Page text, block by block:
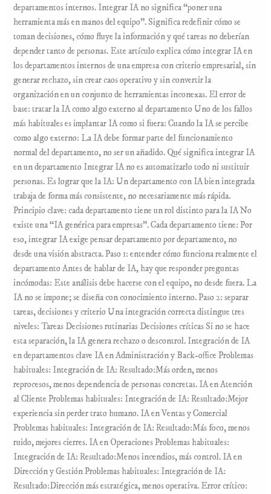
departamentos internos. Integrar IA no significa “poner una
herramienta más en manos del equipo”. Significa redefinir cómo se
toman decisiones, cómo fluye la información y qué tareas no deberían
depender tanto de personas. Este artículo explica cómo integrar IA en
los departamentos internos de una empresa con criterio empresarial, sin
generar rechazo, sin crear caos operativo y sin convertir la
organización en un conjunto de herramientas inconexas. El error de
base: tratar la IA como algo externo al departamento Uno de los fallos
más habituales es implantar IA como si fuera: Cuando la IA se percibe
como algo externo: La IA debe formar parte del funcionamiento
normal del departamento, no ser un añadido. Qué significa integrar IA
en un departamento Integrar IA no es automatizarlo todo ni sustituir
personas. Es lograr que la IA: Un departamento con IA bien integrada
trabaja de forma más consistente, no necesariamente más rápida.
Principio clave: cada departamento tiene un rol distinto para la IA No
existe una “IA genérica para empresas”. Cada departamento tiene: Por
eso, integrar IA exige pensar departamento por departamento, no
desde una visión abstracta. Paso 1: entender cómo funciona realmente el
departamento Antes de hablar de IA, hay que responder preguntas
incómodas: Este análisis debe hacerse con el equipo, no desde fuera. La
IA no se impone; se diseña con conocimiento interno. Paso 2: separar
tareas, decisiones y criterio Una integración correcta distingue tres
niveles: Tareas Decisiones rutinarias Decisiones críticas Si no se hace
esta separación, la IA genera rechazo o descontrol. Integración de IA
en departamentos clave IA en Administración y Back-office Problemas
habituales: Integración de IA: Resultado:Más orden, menos
reprocesos, menos dependencia de personas concretas. IA en Atención
al Cliente Problemas habituales: Integración de IA: Resultado:Mejor
experiencia sin perder trato humano. IA en Ventas y Comercial
Problemas habituales: Integración de IA: Resultado:Más foco, menos
ruido, mejores cierres. IA en Operaciones Problemas habituales:
Integración de IA: Resultado:Menos incendios, más control. IA en
Dirección y Gestión Problemas habituales: Integración de IA:
Resultado:Dirección más estratégica, menos operativa. Error crítico: